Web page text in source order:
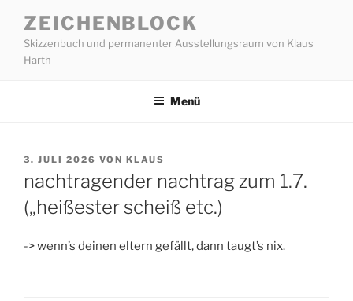
Inhalt
springen
ZEICHENBLOCK
Skizzenbuch und permanenter Ausstellungsraum von Klaus
Harth
Menü
VERÖFFENTLICHT
3. JULI 2026 VON KLAUS
nachtragender nachtrag zum 1.7.
(„heißester scheiß etc.)
-> wenn’s deinen eltern gefällt, dann taugt’s nix.